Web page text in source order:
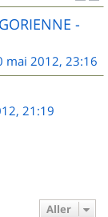
-
mai 2012, 23:16
21:19
Aller